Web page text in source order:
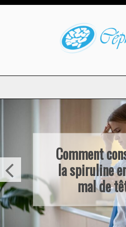
Skip
Céphalée
Comment
la spiruline
mal de